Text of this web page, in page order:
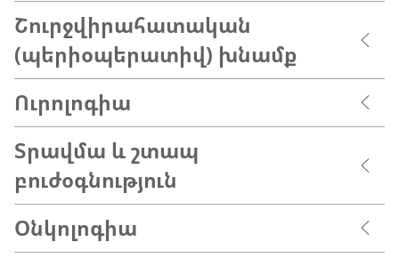
Շուրջվիրահատական
(պերիօպերատիվ) խնամք
Ուրոլոգիա
Տրավմա և շտապ
բուժօգնություն
Օնկոլոգիա